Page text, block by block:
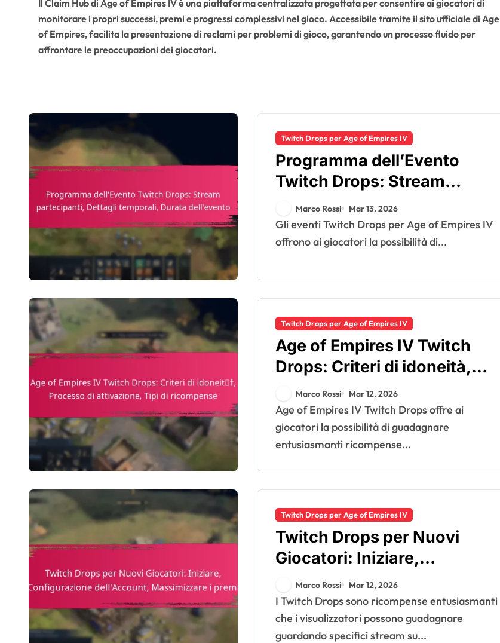
Il Claim Hub di Age of Empires IV è una piattaforma centralizzata progettata per consentire ai giocatori di
monitorare i propri successi, premi e progressi complessivi nel gioco. Accessibile tramite il sito ufficiale di Age
of Empires, facilita la presentazione di reclami per problemi di gioco, garantendo un processo fluido per
affrontare le preoccupazioni dei giocatori.
Twitch Drops per Age of Empires IV
Programma dell’Evento
Twitch Drops: Stream
partecipanti, Dettagli
temporali, Durata
dell’evento
Marco Rossi Mar 13, 2026
Gli eventi Twitch Drops per Age of Empires IV
offrono ai giocatori la possibilità di...
Twitch Drops per Age of Empires IV
Age of Empires IV Twitch
Drops: Criteri di idoneità,
Processo di attivazione, Tipi
di ricompense
Marco Rossi Mar 12, 2026
Age of Empires IV Twitch Drops offre ai
giocatori la possibilità di guadagnare
entusiasmanti ricompense...
Twitch Drops per Age of Empires IV
Twitch Drops per Nuovi
Giocatori: Iniziare,
Configurazione
dell’Account, Massimizzare i
premi
Marco Rossi Mar 12, 2026
I Twitch Drops sono ricompense entusiasmanti
che i visualizzatori possono guadagnare
guardando specifici stream su...